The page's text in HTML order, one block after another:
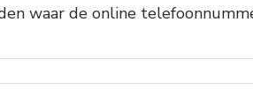
waar de online